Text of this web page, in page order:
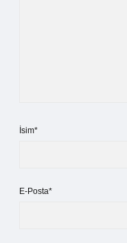
İsim*
E-Posta*